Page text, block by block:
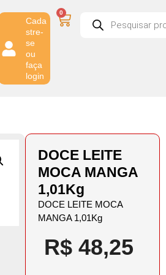
Cada
stre-
se
ou
faça
login
0
DOCE LEITE
MOCA MANGA
1,01Kg
DOCE LEITE MOCA
MANGA 1,01Kg
R$ 48,25